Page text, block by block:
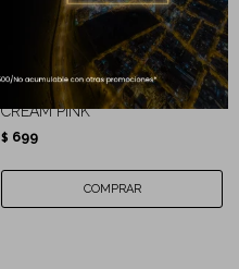
CARTUCHERA DOBLE CIERRE
CREAM PINK
$ 699